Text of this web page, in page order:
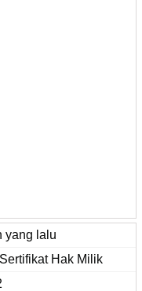
yang lalu
Hak Milik